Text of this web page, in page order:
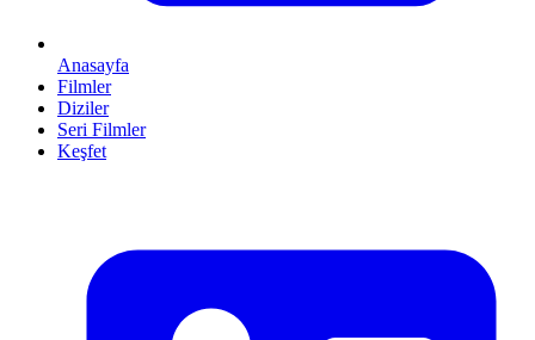
Anasayfa
Filmler
Diziler
Seri Filmler
Keşfet